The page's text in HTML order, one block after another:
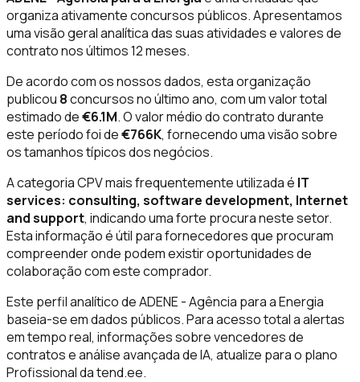
organiza ativamente concursos públicos. Apresentamos
uma visão geral analítica das suas atividades e valores de
contrato nos últimos 12 meses.
De acordo com os nossos dados, esta organização
publicou 8concursos no último ano, com um valor total
estimado de€6.1M. O valor médio do contrato durante
este período foi de€766K, fornecendo uma visão sobre
os tamanhos típicos dos negócios.
A categoria CPV mais frequentemente utilizada é IT
services: consulting, software development, Internet
and support, indicando uma forte procura neste setor.
Esta informação é útil para fornecedores que procuram
compreender onde podem existir oportunidades de
colaboração com este comprador.
Este perfil analítico de ADENE - Agência para a Energia
baseia-se em dados públicos. Para acesso total a alertas
em tempo real, informações sobre vencedores de
contratos e análise avançada de IA, atualize para o plano
Profissional da tend.ee.